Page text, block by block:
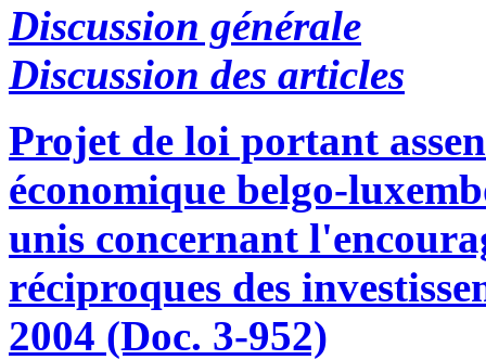
Discussion générale
Discussion des articles
Projet de loi portant
économique belgo-
unis concernant
réciproques des
2004 (Doc. 3-952)